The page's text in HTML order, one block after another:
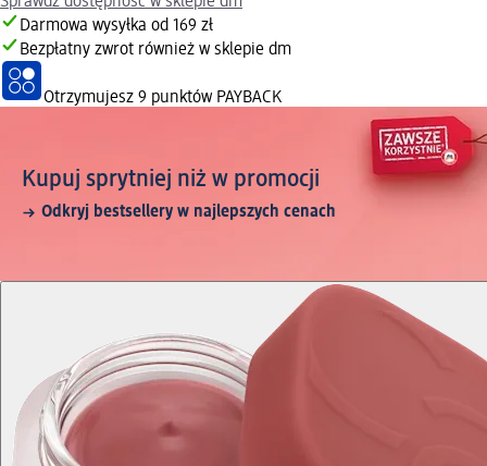
Darmowa wysyłka od 169 zł
Bezpłatny zwrot również w sklepie dm
Otrzymujesz 9 punktów PAYBACK
Kupuj sprytniej niż w promocji
Odkryj bestsellery w najlepszych cenach